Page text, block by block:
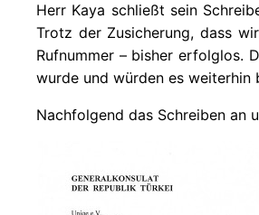
Herr Kaya schließt sein
Trotz der Zusicherung, dass
Rufnummer – bisher erfolglos.
wurde und würden es weiterhin
Nachfolgend das Schreiben an